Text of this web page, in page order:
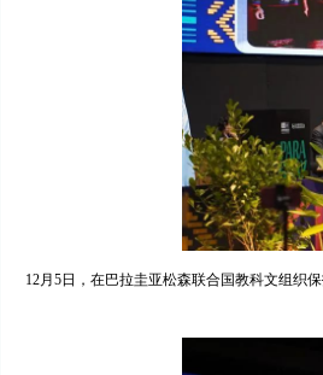
12月5日，在巴拉圭亚松森联合国教科文组织